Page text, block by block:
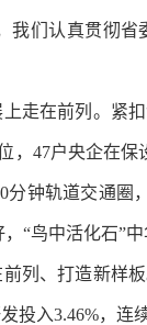
我们认真贯彻
走在前列。紧扣
，47户央企在
分钟轨道交通圈
“鸟中活化石”
列、打造新样
投入3.46%，